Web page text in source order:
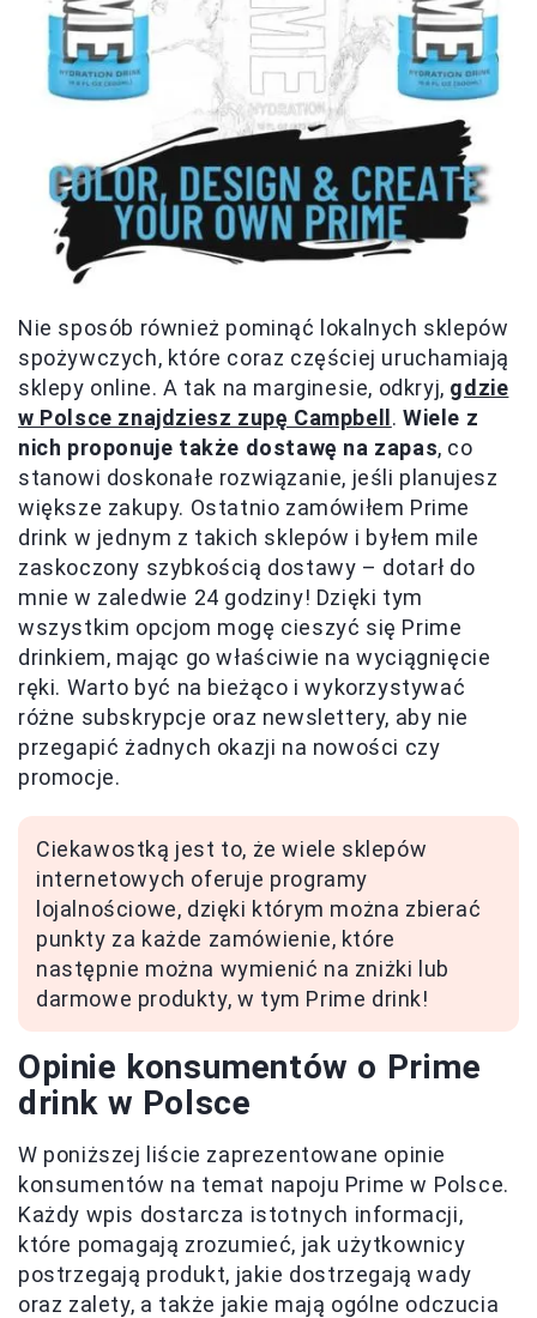
Nie sposób również pominąć lokalnych sklepów
spożywczych, które coraz częściej uruchamiają
sklepy online. A tak na marginesie, odkryj, gdzie
w Polsce znajdziesz zupę Campbell.Wiele z
nich proponuje także dostawę na zapas, co
stanowi doskonałe rozwiązanie, jeśli planujesz
większe zakupy. Ostatnio zamówiłem Prime
drink w jednym z takich sklepów i byłem mile
zaskoczony szybkością dostawy – dotarł do
mnie w zaledwie 24 godziny! Dzięki tym
wszystkim opcjom mogę cieszyć się Prime
drinkiem, mając go właściwie na wyciągnięcie
ręki. Warto być na bieżąco i wykorzystywać
różne subskrypcje oraz newslettery, aby nie
przegapić żadnych okazji na nowości czy
promocje.
Ciekawostką jest to, że wiele sklepów
internetowych oferuje programy
lojalnościowe, dzięki którym można zbierać
punkty za każde zamówienie, które
następnie można wymienić na zniżki lub
darmowe produkty, w tym Prime drink!
Opinie konsumentów o Prime
drink w Polsce
W poniższej liście zaprezentowane opinie
konsumentów na temat napoju Prime w Polsce.
Każdy wpis dostarcza istotnych informacji,
które pomagają zrozumieć, jak użytkownicy
postrzegają produkt, jakie dostrzegają wady
oraz zalety, a także jakie mają ogólne odczucia